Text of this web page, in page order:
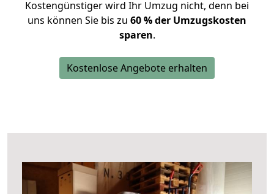
Kostengünstiger wird Ihr Umzug nicht, denn bei
uns können Sie bis zu 60 % der Umzugskosten
sparen.
Kostenlose Angebote erhalten